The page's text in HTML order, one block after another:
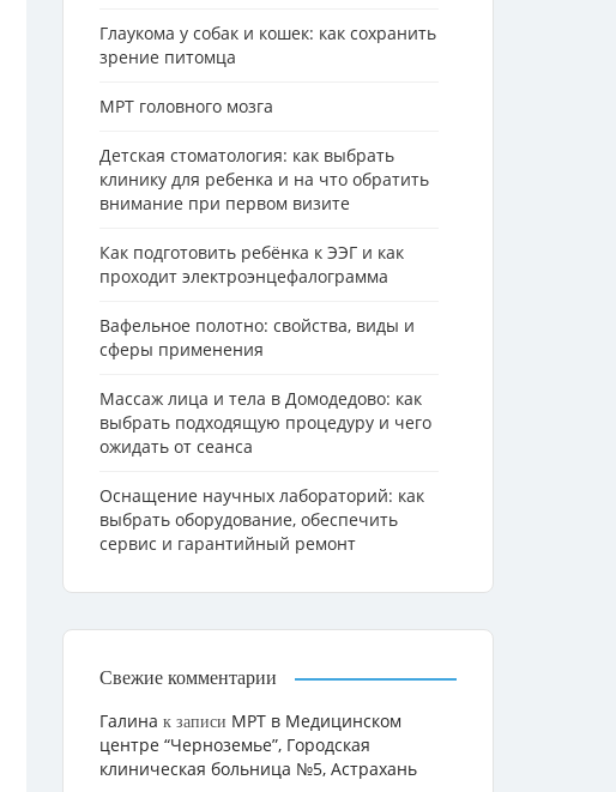
Глаукома у собак и кошек: как сохранить
зрение питомца
МРТ головного мозга
Детская стоматология: как выбрать
клинику для ребенка и на что обратить
внимание при первом визите
Как подготовить ребёнка к ЭЭГ и как
проходит электроэнцефалограмма
Вафельное полотно: свойства, виды и
сферы применения
Массаж лица и тела в Домодедово: как
выбрать подходящую процедуру и чего
ожидать от сеанса
Оснащение научных лабораторий: как
выбрать оборудование, обеспечить
сервис и гарантийный ремонт
Свежие комментарии
Галина к записи МРТ в Медицинском
центре “Черноземье”, Городская
клиническая больница №5, Астрахань